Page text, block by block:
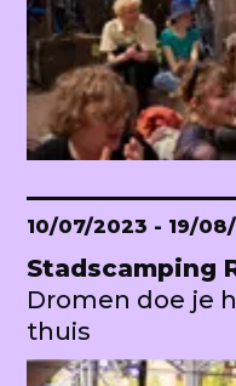
10/07/2023 - 19/
Stadscamping
Dromen doe je
thuis